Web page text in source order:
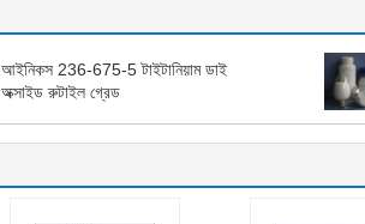
আইনিকস 236-675-5 টাইটানিয়াম ডাই
অক্সাইড রুটাইল গ্রেড